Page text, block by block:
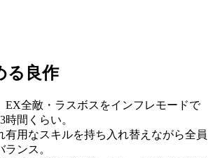
る良作
全敵・ラスボスをインフレモードで
間くらい。
有用なスキルを持ち入れ替えながら全員
ンス。